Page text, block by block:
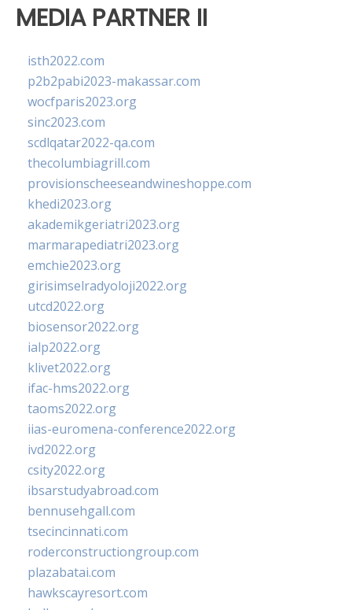
MEDIA PARTNER II
isth2022.com
p2b2pabi2023-makassar.com
wocfparis2023.org
sinc2023.com
scdlqatar2022-qa.com
thecolumbiagrill.com
provisionscheeseandwineshoppe.com
khedi2023.org
akademikgeriatri2023.org
marmarapediatri2023.org
emchie2023.org
girisimselradyoloji2022.org
utcd2022.org
biosensor2022.org
ialp2022.org
klivet2022.org
ifac-hms2022.org
taoms2022.org
iias-euromena-conference2022.org
ivd2022.org
csity2022.org
ibsarstudyabroad.com
bennusehgall.com
tsecincinnati.com
roderconstructiongroup.com
plazabatai.com
hawkscayresort.com